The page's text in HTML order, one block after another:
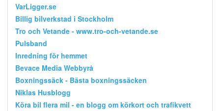
VarLigger.se
Billig bilverkstad i Stockholm
Tro och Vetande - www.tro-och-vetande.se
Pulsband
Inredning för hemmet
Bevace Media Webbyrå
Boxningssäck - Bästa boxningssäcken
Niklas Husblogg
Köra bil flera mil - en blogg om körkort och trafikvett